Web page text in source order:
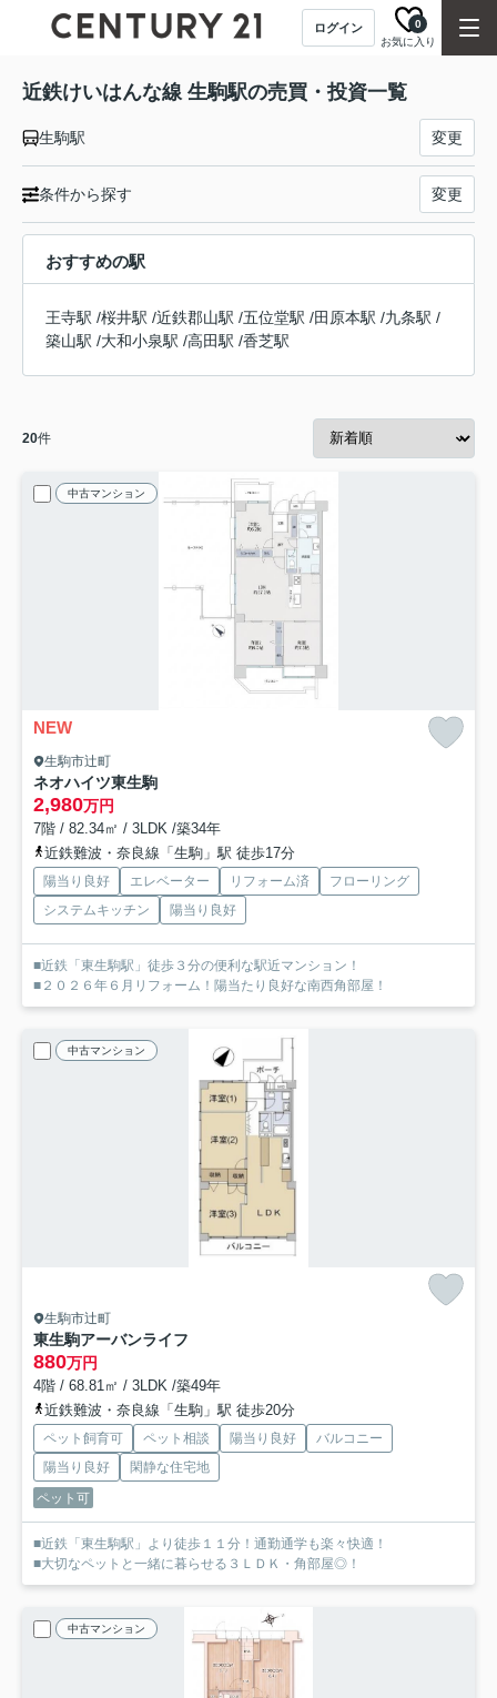
ログイン
お気に入り
0
近鉄けいはんな線 生駒駅の売買・投資一覧
生駒駅 変更
条件から探す 変更
おすすめの駅
王寺駅 /桜井駅 /近鉄郡山駅 /五位堂駅 /田原本駅 /九条駅 /
築山駅 /大和小泉駅 /高田駅 /香芝駅
20件
中古マンション
NEW
生駒市辻町
ネオハイツ東生駒
2,980万円
7階 / 82.34㎡ / 3LDK /築34年
近鉄難波・奈良線「生駒」駅 徒歩17分
陽当り良好 エレベーター リフォーム済
フローリング
システムキッチン
陽当り良好
■近鉄「東生駒駅」徒歩３分の便利な駅近マンション！
■２０２６年６月リフォーム！陽当たり良好な南西角部屋！
中古マンション
生駒市辻町
東生駒アーバンライフ
880万円
4階 / 68.81㎡ / 3LDK /築49年
近鉄難波・奈良線「生駒」駅 徒歩20分
ペット飼育可 ペット相談 陽当り良好
バルコニー
陽当り良好
閑静な住宅地
ペット可
■近鉄「東生駒駅」より徒歩１１分！通勤通学も楽々快適！
■大切なペットと一緒に暮らせる３ＬＤＫ・角部屋◎！
中古マンション